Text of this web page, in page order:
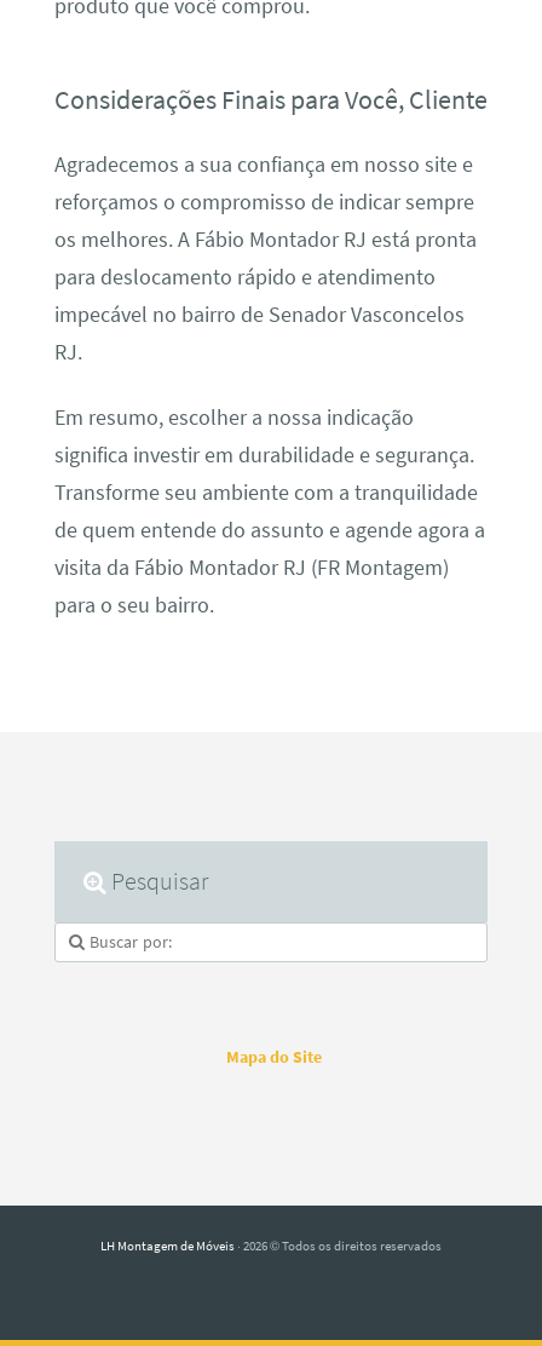
produto que você comprou.
Considerações Finais para Você, Cliente
Agradecemos a sua confiança em nosso site e
reforçamos o compromisso de indicar sempre
os melhores. A Fábio Montador RJ está pronta
para deslocamento rápido e atendimento
impecável no bairro de Senador Vasconcelos
RJ.
Em resumo, escolher a nossa indicação
significa investir em durabilidade e segurança.
Transforme seu ambiente com a tranquilidade
de quem entende do assunto e agende agora a
visita da Fábio Montador RJ (FR Montagem)
para o seu bairro.
Pesquisar
Mapa do Site
LH Montagem de Móveis · 2026 © Todos os direitos reservados